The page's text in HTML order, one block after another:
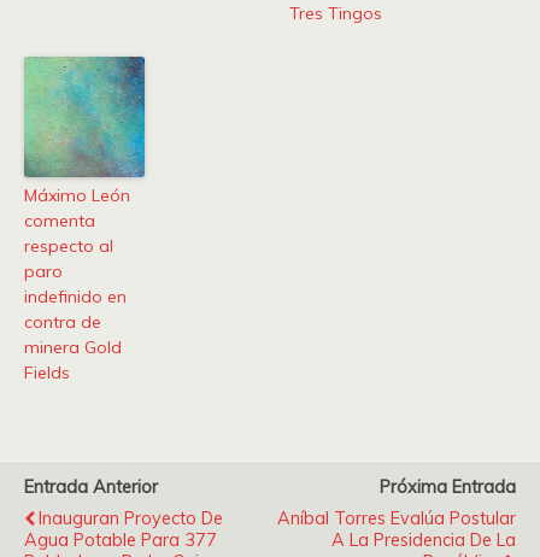
Tres Tingos
Máximo León
comenta
respecto al
paro
indefinido en
contra de
minera Gold
Fields
Entrada Anterior
Inauguran Proyecto De
Agua Potable Para 377
Próxima Entrada
Aníbal Torres Evalúa Postular
A La Presidencia De La